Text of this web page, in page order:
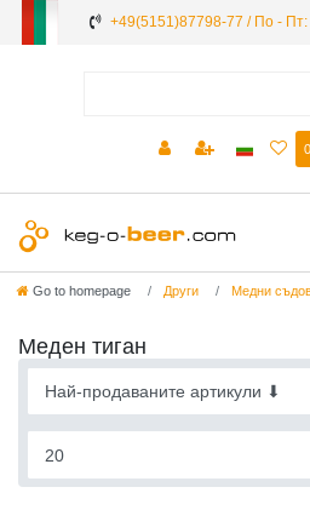
+49(5151)87798-77 / По -
0
Go to homepage Други Mедни
Mеден тиган